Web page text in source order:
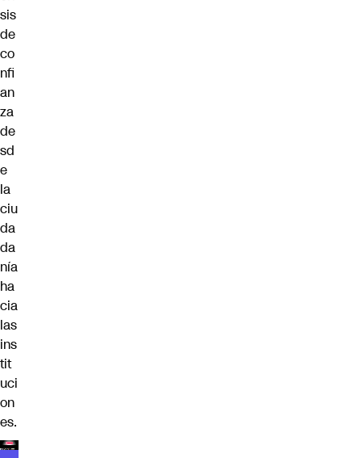
sis
de
co
nfi
an
za
de
sd
e
la
ciu
da
da
nía
ha
cia
las
ins
tit
uci
on
es.